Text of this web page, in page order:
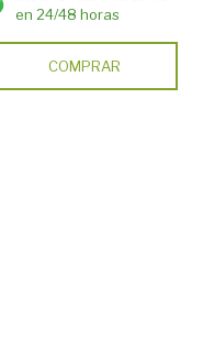
en 24/48 horas
COMPRAR